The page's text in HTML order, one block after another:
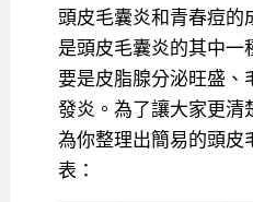
頭皮毛囊炎和青春痘的
是頭皮毛囊炎的其中一
要是皮脂腺分泌旺盛、
發炎。為了讓大家更清
為你整理出簡易的頭皮
表：